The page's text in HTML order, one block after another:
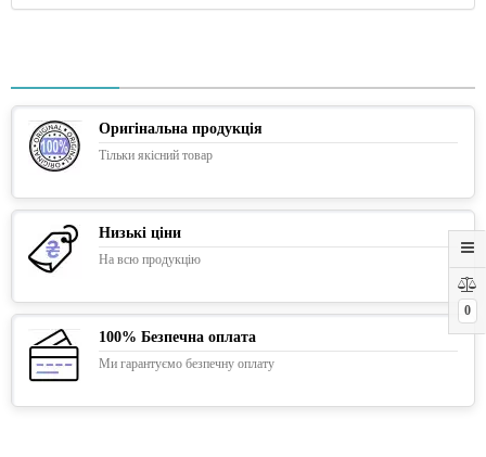
0
Оригінальна продукція
Тільки якісний товар
Низькі ціни
На всю продукцію
100% Безпечна оплата
Ми гарантуємо безпечну оплату